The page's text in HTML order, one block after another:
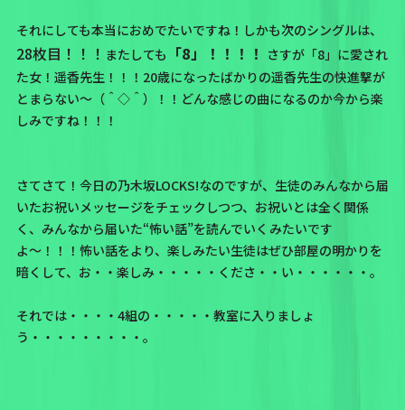
それにしても本当におめでたいですね！しかも次のシングルは、
28枚目！！！ またしても 「8」！！！！ さすが「8」に愛され
た女！遥香先生！！！20歳になったばかりの遥香先生の快進撃が
とまらない〜（＾◇＾）！！どんな感じの曲になるのか今から楽
しみですね！！！
さてさて！今日の乃木坂LOCKS!なのですが、生徒のみんなから届
いたお祝いメッセージをチェックしつつ、お祝いとは全く関係
く、みんなから届いた“怖い話”を読んでいくみたいです
よ〜！！！怖い話をより、楽しみたい生徒はぜひ部屋の明かりを
暗くして、お・・楽しみ・・・・・くださ・・い・・・・・・。
それでは・・・・4組の・・・・・教室に入りましょ
う・・・・・・・・・。